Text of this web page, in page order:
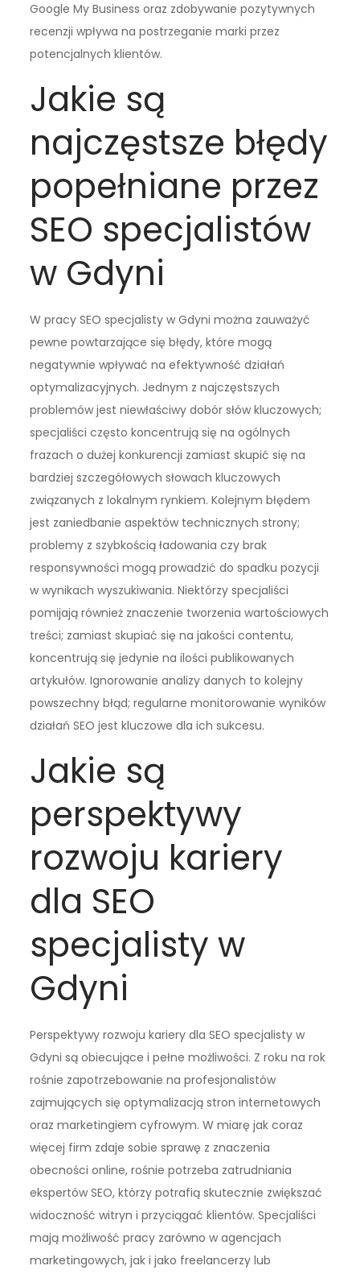
Google My Business oraz zdobywanie pozytywnych
recenzji wpływa na postrzeganie marki przez
potencjalnych klientów.
Jakie są
najczęstsze błędy
popełniane przez
SEO specjalistów
w Gdyni
W pracy SEO specjalisty w Gdyni można zauważyć
pewne powtarzające się błędy, które mogą
negatywnie wpływać na efektywność działań
optymalizacyjnych. Jednym z najczęstszych
problemów jest niewłaściwy dobór słów kluczowych;
specjaliści często koncentrują się na ogólnych
frazach o dużej konkurencji zamiast skupić się na
bardziej szczegółowych słowach kluczowych
związanych z lokalnym rynkiem. Kolejnym błędem
jest zaniedbanie aspektów technicznych strony;
problemy z szybkością ładowania czy brak
responsywności mogą prowadzić do spadku pozycji
w wynikach wyszukiwania. Niektórzy specjaliści
pomijają również znaczenie tworzenia wartościowych
treści; zamiast skupiać się na jakości contentu,
koncentrują się jedynie na ilości publikowanych
artykułów. Ignorowanie analizy danych to kolejny
powszechny błąd; regularne monitorowanie wyników
działań SEO jest kluczowe dla ich sukcesu.
Jakie są
perspektywy
rozwoju kariery
dla SEO
specjalisty w
Gdyni
Perspektywy rozwoju kariery dla SEO specjalisty w
Gdyni są obiecujące i pełne możliwości. Z roku na rok
rośnie zapotrzebowanie na profesjonalistów
zajmujących się optymalizacją stron internetowych
oraz marketingiem cyfrowym. W miarę jak coraz
więcej firm zdaje sobie sprawę z znaczenia
obecności online, rośnie potrzeba zatrudniania
ekspertów SEO, którzy potrafią skutecznie zwiększać
widoczność witryn i przyciągać klientów. Specjaliści
mają możliwość pracy zarówno w agencjach
marketingowych, jak i jako freelancerzy lub